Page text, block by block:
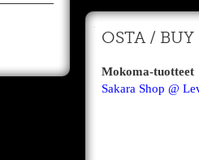
OSTA / BUY
Mokoma-tuotteet
Sakara Shop @